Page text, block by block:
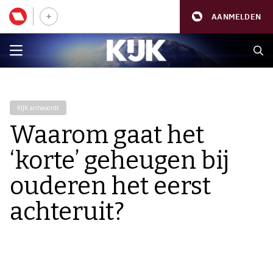
AANMELDEN
KIJK antwoordt
Waarom gaat het
‘korte’ geheugen bij
ouderen het eerst
achteruit?